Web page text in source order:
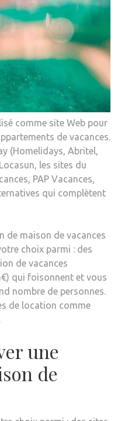
comme site Web pour
de vacances.
(Homelidays, Abritel,
les sites du
PAP Vacances,
qui complètent
de maison de vacances
choix parmi : des
de vacances
qui foisonnent et vous
nombre de personnes.
de location comme
une
de